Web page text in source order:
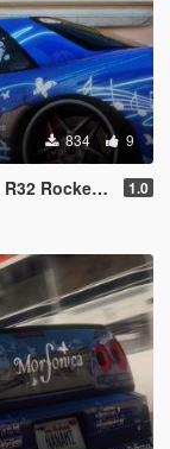
834 9
Pandem 1.0